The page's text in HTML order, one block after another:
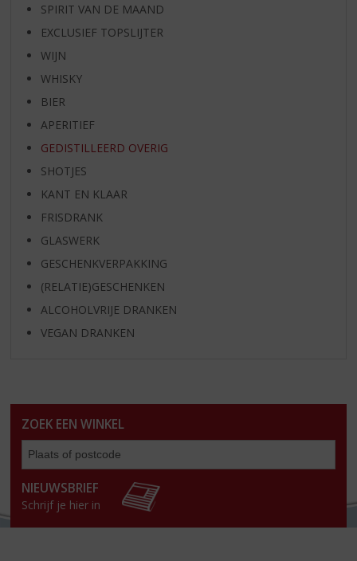
SPIRIT VAN DE MAAND
EXCLUSIEF TOPSLIJTER
WIJN
WHISKY
BIER
APERITIEF
GEDISTILLEERD OVERIG
SHOTJES
KANT EN KLAAR
FRISDRANK
GLASWERK
GESCHENKVERPAKKING
(RELATIE)GESCHENKEN
ALCOHOLVRIJE DRANKEN
VEGAN DRANKEN
ZOEK EEN WINKEL
NIEUWSBRIEF
Schrijf je hier in